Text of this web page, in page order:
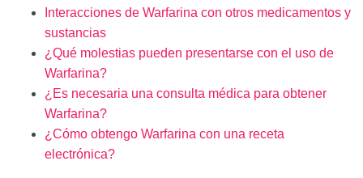
Interacciones de Warfarina con otros medicamentos y
sustancias
¿Qué molestias pueden presentarse con el uso de
Warfarina?
¿Es necesaria una consulta médica para obtener
Warfarina?
¿Cómo obtengo Warfarina con una receta
electrónica?